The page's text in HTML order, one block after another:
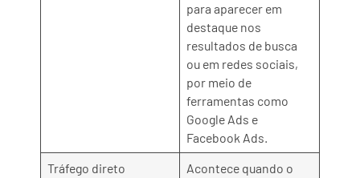
para aparecer em
destaque nos
resultados de busca
ou em redes sociais,
por meio de
ferramentas como
Google Ads e
Facebook Ads.
Tráfego direto
Acontece quando o